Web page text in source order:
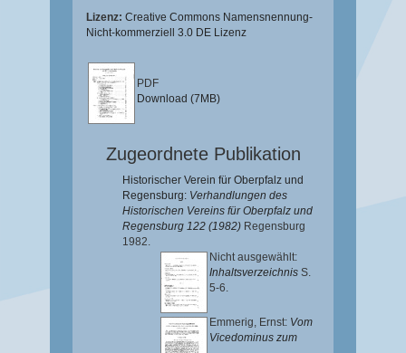
Lizenz: Creative Commons Namensnennung-
Nicht-kommerziell 3.0 DE Lizenz
PDF
Download (7MB)
Zugeordnete Publikation
Historischer Verein für Oberpfalz und
Regensburg: Verhandlungen des
Historischen Vereins für Oberpfalz und
Regensburg 122 (1982) Regensburg
1982.
Nicht ausgewählt:
Inhaltsverzeichnis S.
5-6.
Emmerig, Ernst: Vom
Vicedominus zum